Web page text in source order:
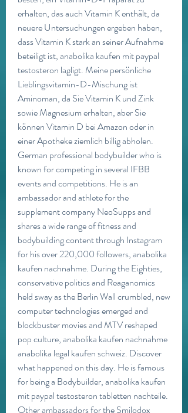
erhalten, das auch Vitamin K enthält, da
neuere Untersuchungen ergeben haben,
dass Vitamin K stark an seiner Aufnahme
beteiligt ist, anabolika kaufen mit paypal
testosteron lagligt. Meine persönliche
Lieblingsvitamin-D-Mischung ist
Aminoman, da Sie Vitamin K und Zink
sowie Magnesium erhalten, aber Sie
können Vitamin D bei Amazon oder in
einer Apotheke ziemlich billig abholen.
German professional bodybuilder who is
known for competing in several IFBB
events and competitions. He is an
ambassador and athlete for the
supplement company NeoSupps and
shares a wide range of fitness and
bodybuilding content through Instagram
for his over 220,000 followers, anabolika
kaufen nachnahme. During the Eighties,
conservative politics and Reaganomics
held sway as the Berlin Wall crumbled, new
computer technologies emerged and
blockbuster movies and MTV reshaped
pop culture, anabolika kaufen nachnahme
anabolika legal kaufen schweiz. Discover
what happened on this day. He is famous
for being a Bodybuilder, anabolika kaufen
mit paypal testosteron tabletten nachteile.
Other ambassadors for the Smilodox